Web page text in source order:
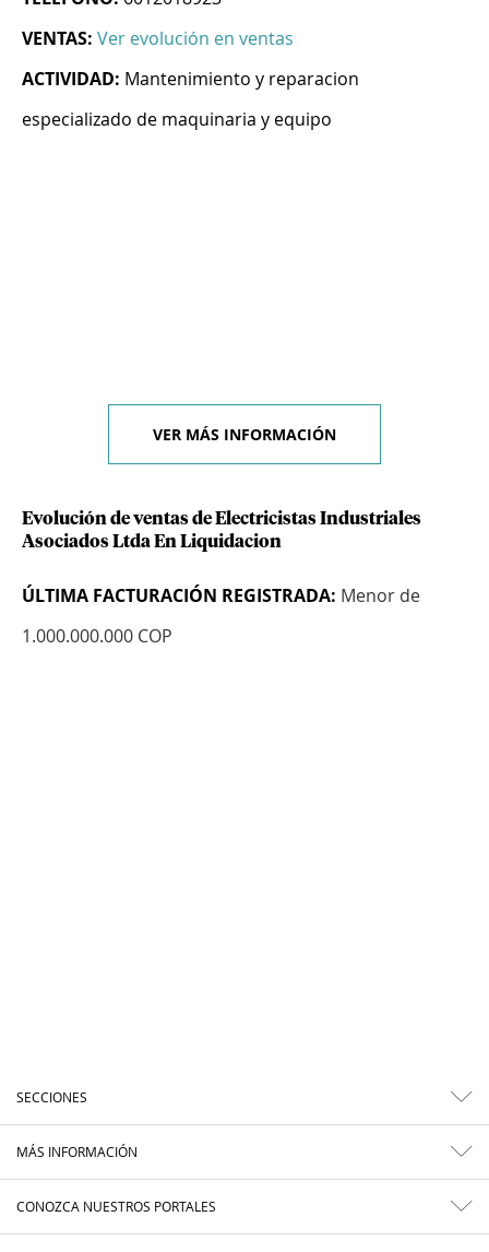
VENTAS: Ver evolución en ventas
ACTIVIDAD: Mantenimiento y reparacion
especializado de maquinaria y equipo
VER MÁS INFORMACIÓN
Evolución de ventas de Electricistas Industriales
Asociados Ltda En Liquidacion
ÚLTIMA FACTURACIÓN REGISTRADA: Menor de
1.000.000.000 COP
SECCIONES
MÁS INFORMACIÓN
CONOZCA NUESTROS PORTALES